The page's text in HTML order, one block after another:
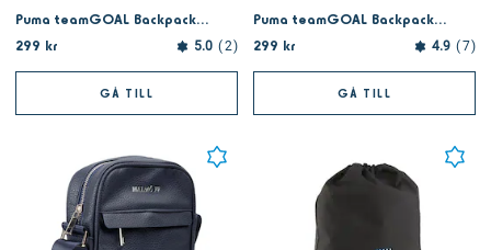
Puma teamGOAL Backpack Core black
299 kr
5.0 2
GÅ TILL
Puma teamGOAL Backpack Core Navy
299 kr
4.9 7
GÅ TILL